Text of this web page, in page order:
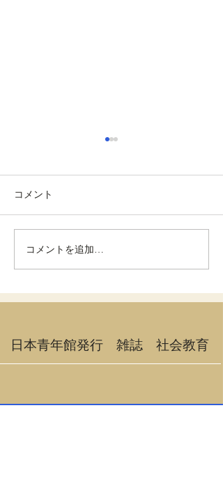
【来場者募集中】富山市
公募提案型協働事業「と
やま市民サークル＆フォ
ーラムフェスタ」
コメント
コメントを追加…
​日本青年館発行 雑誌 社会教育